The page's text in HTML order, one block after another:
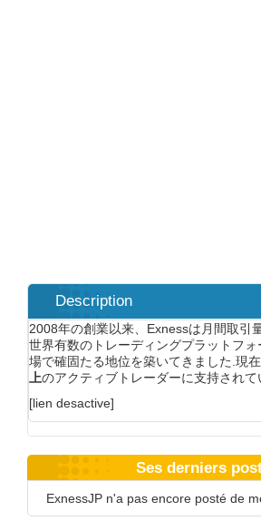
Description
2008年の創業以来、Exnessは月間取引
世界有数のトレーディングプラットフ
場で確固たる地位を築いてきました.現
上のアクティブトレーダーに支持されて
[lien desactive]
Ses derniers
ExnessJP n'a pas encore posté de